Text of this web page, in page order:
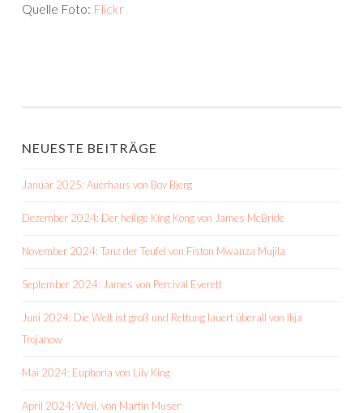
Quelle Foto: Flickr
NEUESTE BEITRÄGE
Januar 2025: Auerhaus von Bov Bjerg
Dezember 2024: Der heilige King Kong von James McBride
November 2024: Tanz der Teufel von Fiston Mwanza Mujila
September 2024: James von Percival Everett
Juni 2024: Die Welt ist groß und Rettung lauert überall von Ilija
Trojanow
Mai 2024: Euphoria von Lily King
April 2024: Weil. von Martin Muser